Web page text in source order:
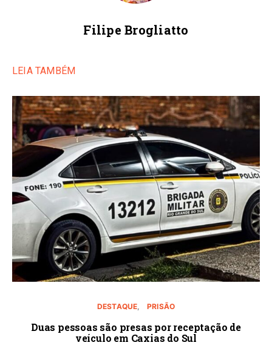
Filipe Brogliatto
LEIA TAMBÉM
DESTAQUE PRISÃO
Duas pessoas são presas por receptação de
veículo em Caxias do Sul